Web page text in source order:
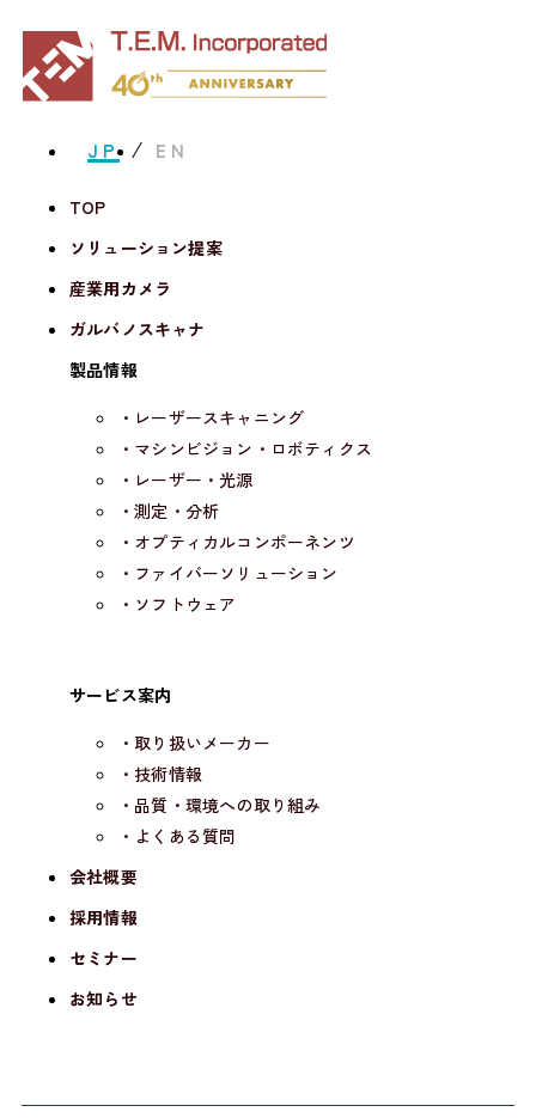
JP EN
TOP
ソリューション提案
産業用カメラ
ガルバノスキャナ
製品情報
・レーザースキャニング
・マシンビジョン・ロボティクス
・レーザー・光源
・測定・分析
・オプティカルコンポーネンツ
・ファイバーソリューション
・ソフトウェア
サービス案内
・取り扱いメーカー
・技術情報
・品質・環境への取り組み
・よくある質問
会社概要
採用情報
セミナー
お知らせ